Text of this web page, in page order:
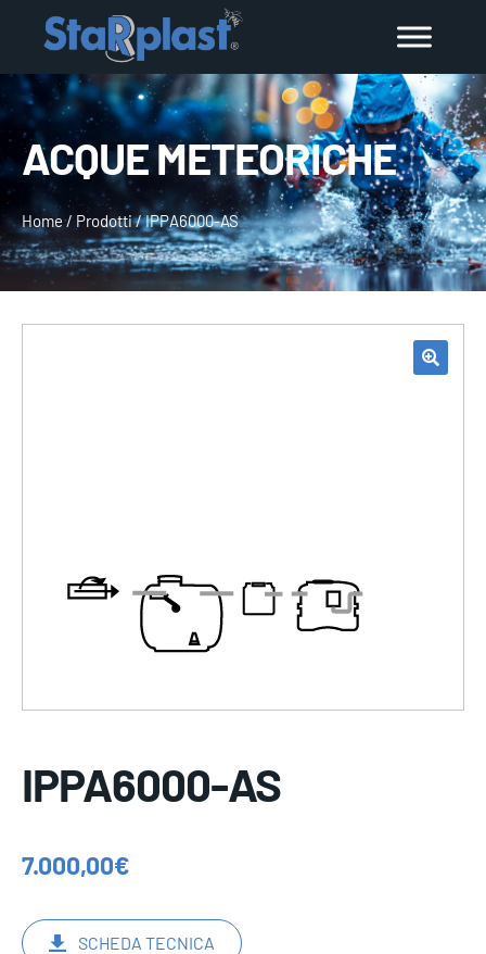
ACQUE METEORICHE
Home/ Prodotti/IPPA6000-AS
IPPA6000-AS
7.000,00€
SCHEDA TECNICA